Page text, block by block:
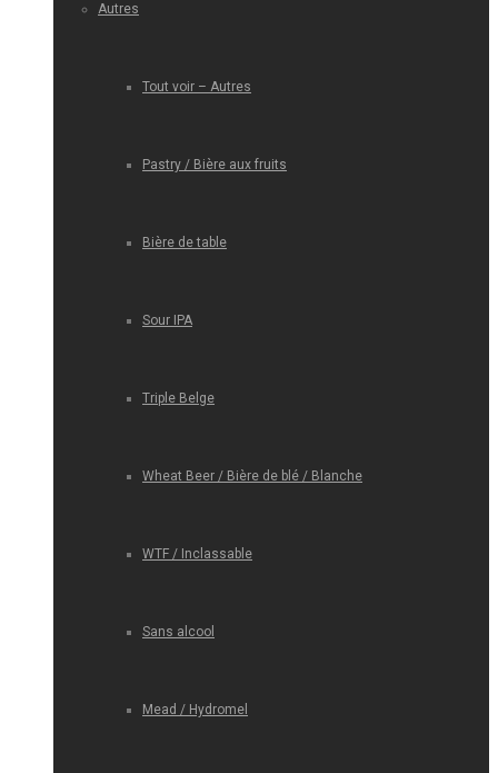
Autres
Tout voir – Autres
Pastry / Bière aux fruits
Bière de table
Sour IPA
Triple Belge
Wheat Beer / Bière de blé / Blanche
WTF / Inclassable
Sans alcool
Mead / Hydromel